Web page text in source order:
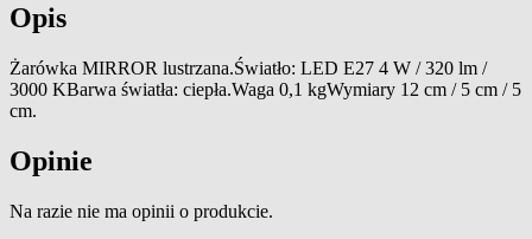
Opis
Żarówka MIRROR lustrzana.Światło: LED E27 4 W / 320 lm /
3000 KBarwa światła: ciepła.Waga 0,1 kgWymiary 12 cm / 5 cm / 5
cm.
Opinie
Na razie nie ma opinii o produkcie.